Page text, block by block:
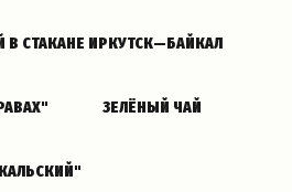
В СТАКАНЕ ИРКУТСК—БАЙКАЛ
ЗЕЛЁНЫЙ ЧАЙ